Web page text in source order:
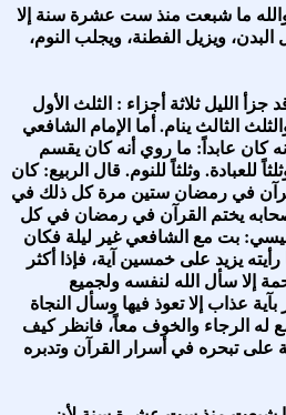
ما شبعت منذ ست عشرة سنة إلا
ويزيل الفطنة، ويجلب النوم،
الليل ثلاثة أجزاء : الثلث الأول
الثالث ينام. أما الإمام الشافعي
كان عابداً: ما روي أنه كان يقسم
للعبادة. وثلثاً للنوم. قال الربيع: كان
في رمضان ستين مرة كل ذلك في
يختم القرآن في رمضان في كل
بت مع الشافعي غير ليلة فكان
يزيد على خمسين آية، فإذا أكثر
إلا سأل الله لنفسه ولجميع
عذاب إلا تعوذ فيها وسأل النجاة
له الرجاء والخوف معاً، فانظر كيف
تبحره في أسرار القرآن وتدبره